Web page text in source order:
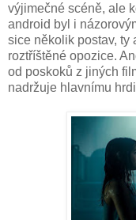
výjimečné scéně, ale
android byl i
sice několik postav,
roztříštěné opozice.
od poskoků z jiných
nadržuje hlavnímu